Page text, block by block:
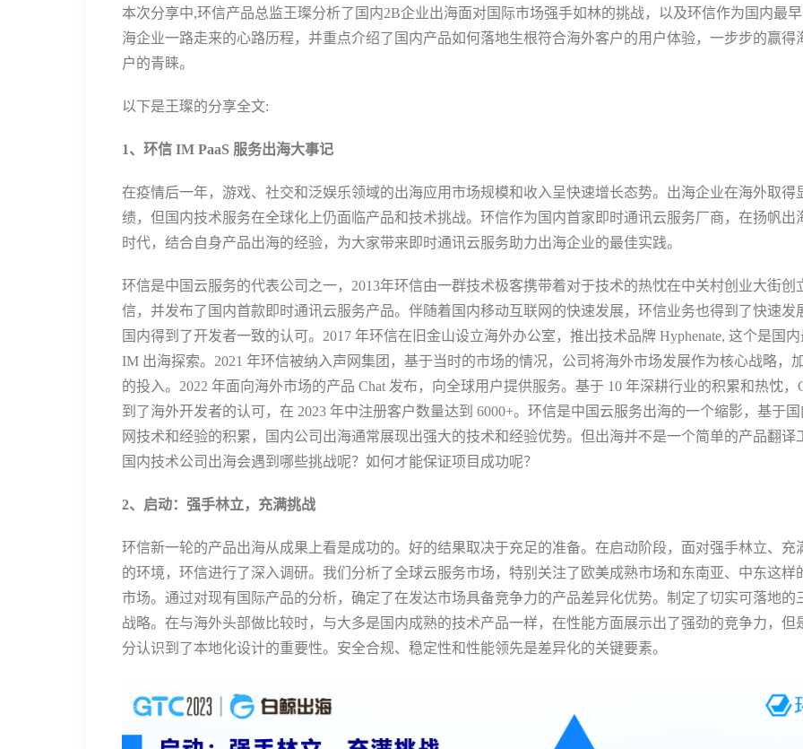
本次分享中,环信产品总监王璨分析了国内2B企业出海面对国际市场强手如林的挑战，以及环信作为国内最
海企业一路走来的心路历程，并重点介绍了国内产品如何落地生根符合海外客户的用户体验，一步步的赢得
户的青睐。
以下是王璨的分享全文:
1、环信 IM PaaS 服务出海大事记
在疫情后一年，游戏、社交和泛娱乐领域的出海应用市场规模和收入呈快速增长态势。出海企业在海外取得
绩，但国内技术服务在全球化上仍面临产品和技术挑战。环信作为国内首家即时通讯云服务厂商，在扬帆出
时代，结合自身产品出海的经验，为大家带来即时通讯云服务助力出海企业的最佳实践。
环信是中国云服务的代表公司之一，2013年环信由一群技术极客携带着对于技术的热忱在中关村创业大街创
信，并发布了国内首款即时通讯云服务产品。伴随着国内移动互联网的快速发展，环信业务也得到了快速发
国内得到了开发者一致的认可。2017 年环信在旧金山设立海外办公室，推出技术品牌 Hyphenate, 这个是国
IM 出海探索。2021 年环信被纳入声网集团，基于当时的市场的情况，公司将海外市场发展作为核心战略，
的投入。2022 年面向海外市场的产品 Chat 发布，向全球用户提供服务。基于 10 年深耕行业的积累和热忱，
到了海外开发者的认可，在 2023 年中注册客户数量达到 6000+。环信是中国云服务出海的一个缩影，基于
网技术和经验的积累，国内公司出海通常展现出强大的技术和经验优势。但出海并不是一个简单的产品翻译
国内技术公司出海会遇到哪些挑战呢？如何才能保证项目成功呢？
2、启动：强手林立，充满挑战
环信新一轮的产品出海从成果上看是成功的。好的结果取决于充足的准备。在启动阶段，面对强手林立、充
的环境，环信进行了深入调研。我们分析了全球云服务市场，特别关注了欧美成熟市场和东南亚、中东这样
市场。通过对现有国际产品的分析，确定了在发达市场具备竞争力的产品差异化优势。制定了切实可落地的
战略。在与海外头部做比较时，与大多是国内成熟的技术产品一样，在性能方面展示出了强劲的竞争力，但
分认识到了本地化设计的重要性。安全合规、稳定性和性能领先是差异化的关键要素。